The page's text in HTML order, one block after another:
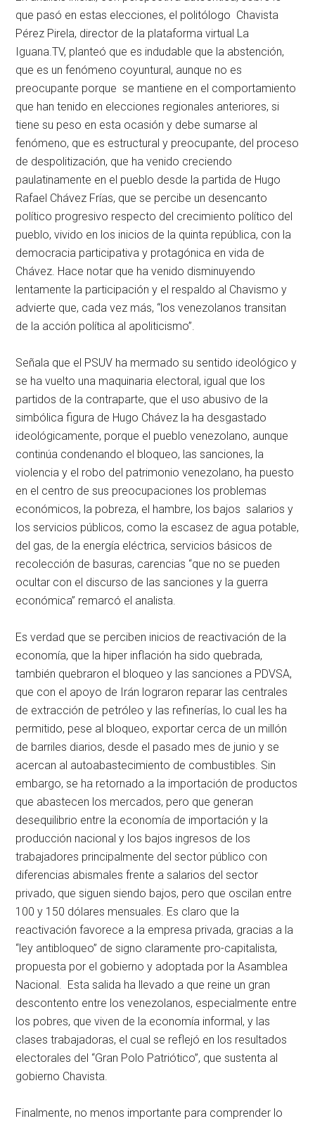
que pasó en estas elecciones, el politólogo Chavista
Pérez Pirela, director de la plataforma virtual La
Iguana.TV, planteó que es indudable que la abstención,
que es un fenómeno coyuntural, aunque no es
preocupante porque se mantiene en el comportamiento
que han tenido en elecciones regionales anteriores, si
tiene su peso en esta ocasión y debe sumarse al
fenómeno, que es estructural y preocupante, del proceso
de despolitización, que ha venido creciendo
paulatinamente en el pueblo desde la partida de Hugo
Rafael Chávez Frías, que se percibe un desencanto
político progresivo respecto del crecimiento político del
pueblo, vivido en los inicios de la quinta república, con la
democracia participativa y protagónica en vida de
Chávez. Hace notar que ha venido disminuyendo
lentamente la participación y el respaldo al Chavismo y
advierte que, cada vez más, “los venezolanos transitan
de la acción política al apoliticismo”.
Señala que el PSUV ha mermado su sentido ideológico y
se ha vuelto una maquinaria electoral, igual que los
partidos de la contraparte, que el uso abusivo de la
simbólica figura de Hugo Chávez la ha desgastado
ideológicamente, porque el pueblo venezolano, aunque
continúa condenando el bloqueo, las sanciones, la
violencia y el robo del patrimonio venezolano, ha puesto
en el centro de sus preocupaciones los problemas
económicos, la pobreza, el hambre, los bajos salarios y
los servicios públicos, como la escasez de agua potable,
del gas, de la energía eléctrica, servicios básicos de
recolección de basuras, carencias “que no se pueden
ocultar con el discurso de las sanciones y la guerra
económica” remarcó el analista.
Es verdad que se perciben inicios de reactivación de la
economía, que la hiper inflación ha sido quebrada,
también quebraron el bloqueo y las sanciones a PDVSA,
que con el apoyo de Irán lograron reparar las centrales
de extracción de petróleo y las refinerías, lo cual les ha
permitido, pese al bloqueo, exportar cerca de un millón
de barriles diarios, desde el pasado mes de junio y se
acercan al autoabastecimiento de combustibles. Sin
embargo, se ha retornado a la importación de productos
que abastecen los mercados, pero que generan
desequilibrio entre la economía de importación y la
producción nacional y los bajos ingresos de los
trabajadores principalmente del sector público con
diferencias abismales frente a salarios del sector
privado, que siguen siendo bajos, pero que oscilan entre
100 y 150 dólares mensuales. Es claro que la
reactivación favorece a la empresa privada, gracias a la
“ley antibloqueo” de signo claramente pro-capitalista,
propuesta por el gobierno y adoptada por la Asamblea
Nacional. Esta salida ha llevado a que reine un gran
descontento entre los venezolanos, especialmente entre
los pobres, que viven de la economía informal, y las
clases trabajadoras, el cual se reflejó en los resultados
electorales del “Gran Polo Patriótico”, que sustenta al
gobierno Chavista.
Finalmente, no menos importante para comprender lo